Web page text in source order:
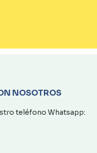
NOSOTROS
teléfono Whatsapp: